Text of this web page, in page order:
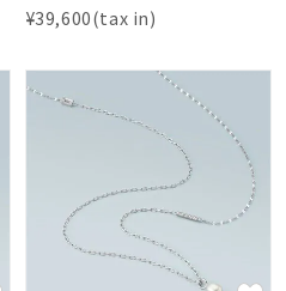
¥39,600(tax in)